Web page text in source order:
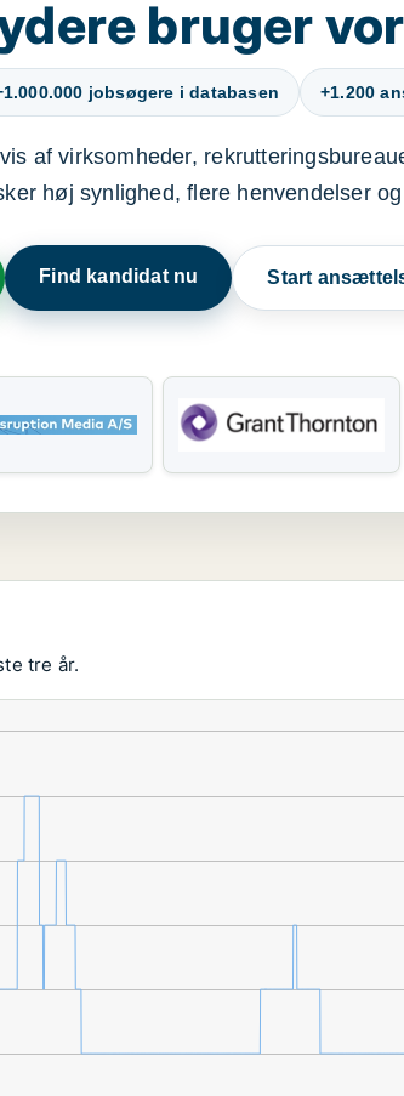
bruger
jobsøgere i databasen +1.200
af virksomheder,
høj synlighed, flere henvendelser
Find kandidat nu Start
tre år.